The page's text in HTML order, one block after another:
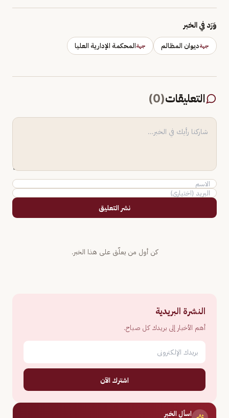
وَرَد في الخبر
جهةديوان المظالم جهةالمحكمة الإدارية العليا
التعليقات(
0
)
نشر التعليق
كن أول من يعلّق على هذا الخبر.
النشرة البريدية
أهم الأخبار إلى بريدك كل صباح.
اشترك الآن
اسأل الخبر